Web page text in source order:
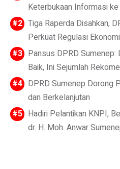
Keterbukaan Informasi
Tiga Raperda Disahkan,
Perkuat Regulasi
Pansus DPRD
Baik, Ini Sejumlah
DPRD Sumenep Dorong
dan Berkelanjutan
Hadiri Pelantikan KNPI,
dr. H. Moh. Anwar